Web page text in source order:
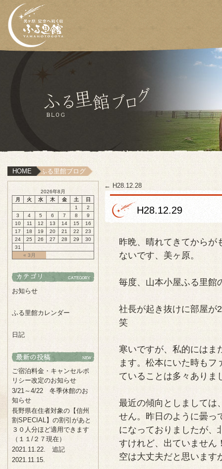
HOME
ふる里館ブログ
← H28.12.28
H28.12.29
昨晩、晴れてきてからが
ないです、美ヶ原。
毎度、山本小屋ふる里館
社長が起き抜けに部屋が
笑
寒いですが、私的にはま
ます。松本にいた時もフ
ていることは多々ありま
最近の傾向としましては
せん。昨日のように曇っ
になっておりましたが、
すけれど、出ていません
空は大丈夫だと思います
2026年8月
月
火 水 木 金 土 日
« 3月
1
2
3
4 5 6 7 8
9
10
11 12 13 14 15
16
17
18 19 20 21 22
23
24
25 26 27 28 29
30
31
お知らせ
ふる里館カレンダー
日記
ご宿泊料金・キャンセルポ
リシー改定のお知らせ
3/21～4/22 冬季休館のお
知らせ
長野県在住者対象の【信州
割SPECIAL】の割引があと
３０人分ほど適用できます
（１１/２７現在）
2021.11.22. 追記
2021.11.15.